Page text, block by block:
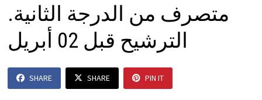
متصرف من الدرجة الثانية.
الترشيح قبل 02 أبريل
SHARE SHARE PIN IT